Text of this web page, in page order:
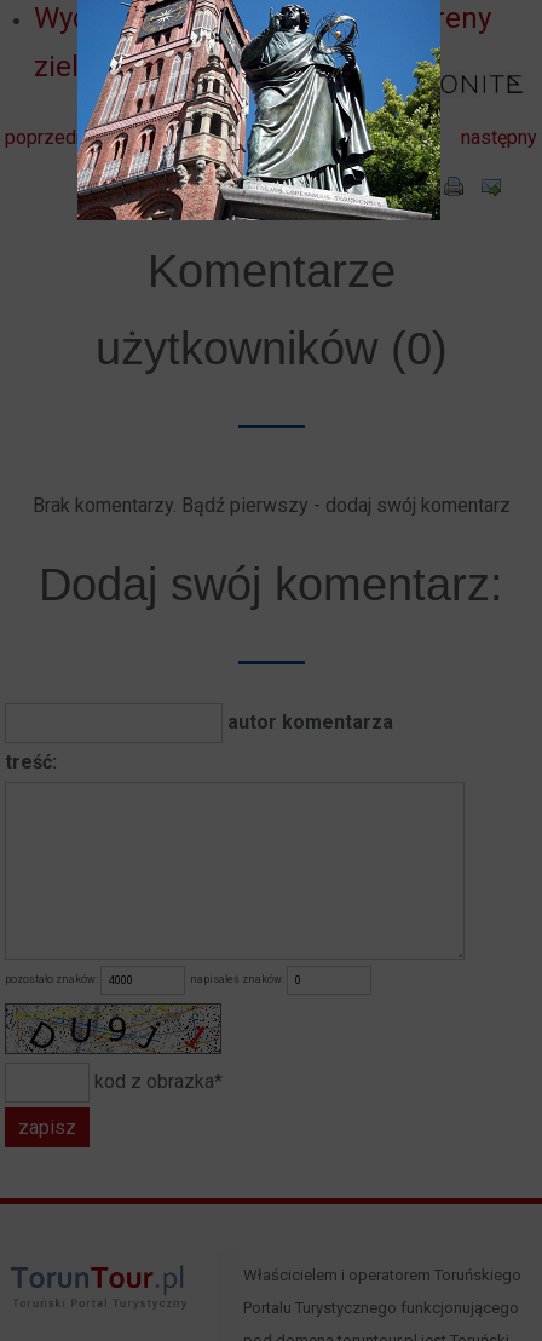
Wycieczka: Toruńskie parki i tereny
zieleni
poprzedni następny
Komentarze
użytkowników (0)
Brak komentarzy. Bądź pierwszy - dodaj swój komentarz
Dodaj swój komentarz:
autor komentarza
treść:
pozostało znaków: napisałeś znaków:
kod z obrazka*
Właścicielem i operatorem Toruńskiego
Portalu Turystycznego funkcjonującego